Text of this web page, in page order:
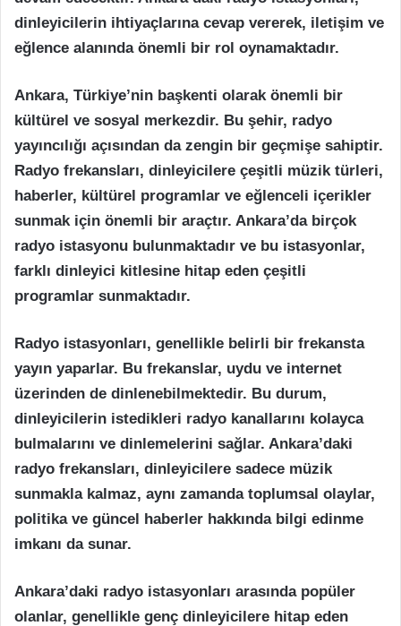
dinleyicilerin ihtiyaçlarına cevap vererek, iletişim ve
eğlence alanında önemli bir rol oynamaktadır.
Ankara, Türkiye’nin başkenti olarak önemli bir
kültürel ve sosyal merkezdir. Bu şehir, radyo
yayıncılığı açısından da zengin bir geçmişe sahiptir.
Radyo frekansları, dinleyicilere çeşitli müzik türleri,
haberler, kültürel programlar ve eğlenceli içerikler
sunmak için önemli bir araçtır. Ankara’da birçok
radyo istasyonu bulunmaktadır ve bu istasyonlar,
farklı dinleyici kitlesine hitap eden çeşitli
programlar sunmaktadır.
Radyo istasyonları, genellikle belirli bir frekansta
yayın yaparlar. Bu frekanslar, uydu ve internet
üzerinden de dinlenebilmektedir. Bu durum,
dinleyicilerin istedikleri radyo kanallarını kolayca
bulmalarını ve dinlemelerini sağlar. Ankara’daki
radyo frekansları, dinleyicilere sadece müzik
sunmakla kalmaz, aynı zamanda toplumsal olaylar,
politika ve güncel haberler hakkında bilgi edinme
imkanı da sunar.
Ankara’daki radyo istasyonları arasında popüler
olanlar, genellikle genç dinleyicilere hitap eden